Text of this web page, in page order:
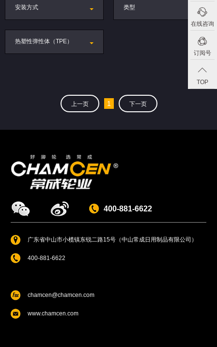
在线咨询
订阅号
TOP
安装方式 类型
热塑性弹性体（TPE）
上一页 1 下一页
400-881-6622
广东省中山市小榄镇东锐二路15号（中山常成日用制品有限公司）
400-881-6622
chamcen@chamcen.com
www.chamcen.com